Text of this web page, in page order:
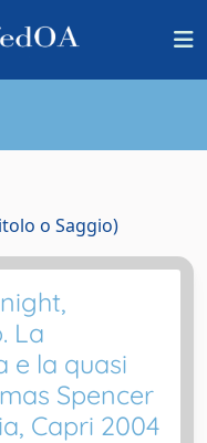
o Saggio)
La
e la quasi
Spencer
Capri 2004